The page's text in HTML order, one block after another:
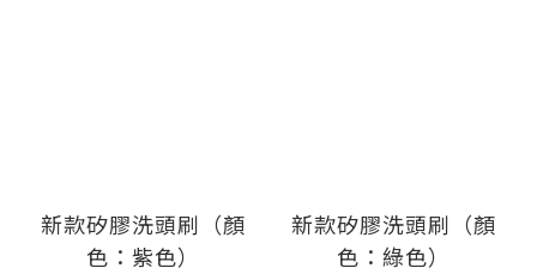
新款矽膠洗頭刷（顏
色：紫色）
新款矽膠洗頭刷（顏
色：綠色）